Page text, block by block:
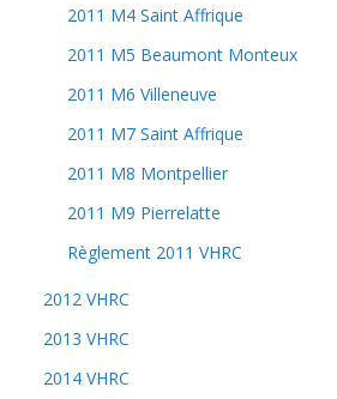
2011 M4 Saint Affrique
2011 M5 Beaumont Monteux
2011 M6 Villeneuve
2011 M7 Saint Affrique
2011 M8 Montpellier
2011 M9 Pierrelatte
Règlement 2011 VHRC
2012 VHRC
2013 VHRC
2014 VHRC